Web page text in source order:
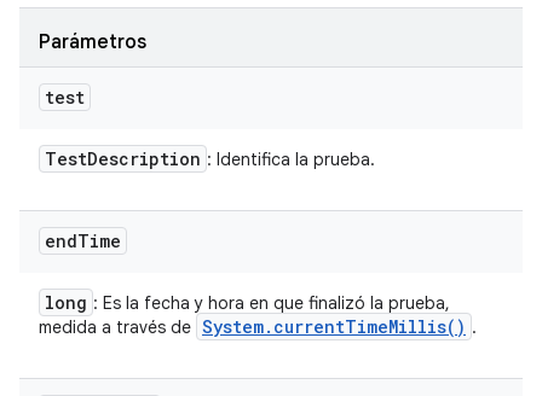
Parámetros
test
TestDescription : Identifica la prueba.
endTime
long : Es la fecha y hora en que finalizó la prueba,
medida a través de System. currentTimeMillis( ) .